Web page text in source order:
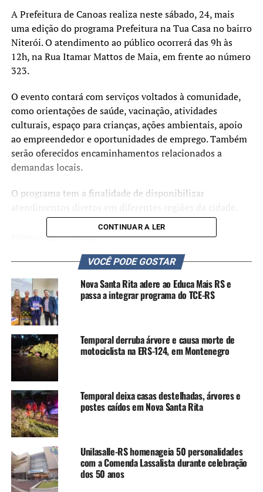
A Prefeitura de Canoas realiza neste sábado, 24, mais
uma edição do programa Prefeitura na Tua Casa no bairro
Niterói. O atendimento ao público ocorrerá das 9h às
12h, na Rua Itamar Mattos de Maia, em frente ao número
323.
O evento contará com serviços voltados à comunidade,
como orientações de saúde, vacinação, atividades
culturais, espaço para crianças, ações ambientais, apoio
ao empreendedor e oportunidades de emprego. Também
serão oferecidos encaminhamentos relacionados a
demandas locais.
O programa tem a finalidade de disponibilizar
TÓPICOS RELACIONADOS: CANOAS
COMUNIDADE
Prefeitura na Tua Casa será neste sábado, 21 de fevereiro,
no bairro Mathias Velho
NÃO SE ESQUEÇA
Prefeitura de Canoas inicia reforma do CRAS Rio Branco
após danos da enchente de 2024
CONTINUAR A LER
VOCÊ PODE GOSTAR
Nova Santa Rita adere ao Educa Mais RS e
passa a integrar programa do TCE-RS
Temporal derruba árvore e causa morte de
motociclista na ERS-124, em Montenegro
Temporal deixa casas destelhadas, árvores e
postes caídos em Nova Santa Rita
Unilasalle-RS homenageia 50 personalidades
com a Comenda Lassalista durante celebração
dos 50 anos